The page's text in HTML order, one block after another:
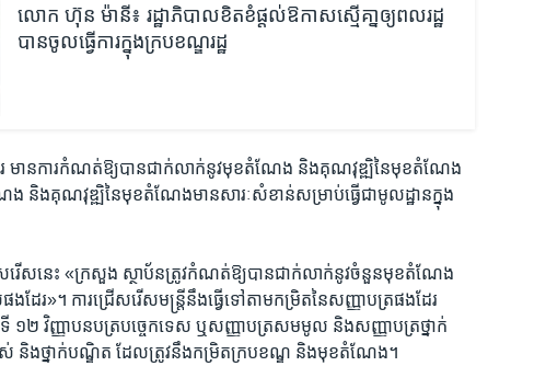
លោក ហ៊ុន ម៉ានី៖ រដ្ឋាភិបាល​ខិតខំ​ផ្តល់​ឱកាស​ស្មើគា្ន​ឲ្យ​ពលរដ្ឋ​
បាន​ចូល​ធ្វើការ​ក្នុង​ក្របខណ្ឌ​រដ្ឋ
មាន​ការ​កំណត់​ឱ្យ​បាន​ជាក់​លាក់​នូវ​មុខ​តំណែង​ និង​គុណ​វុឌ្ឍិ​នៃ​មុខ​តំណែង​
និង​គុណវុឌ្ឍិ​នៃ​មុខ​តំណែង​មាន​សារៈ​សំខាន់​សម្រាប់​ធ្វើ​ជា​មូលដ្ឋាន​ក្នុង​
ស​រើស​នេះ​ «ក្រសួង​ ស្ថាប័ន​ត្រូវ​កំណត់​ឱ្យ​បាន​ជាក់​លាក់​នូវ​ចំនួន​មុខ​តំណែង​
ែរ»។ ​ការ​ជ្រើស​រើស​មន្ត្រី​នឹង​ធ្វើ​ទៅ​តាម​កម្រិត​នៃ​សញ្ញា​បត្រ​ផង​ដែរ
១២ ​វិញ្ញាបន​បត្រ​បច្ចេកទេស​ ឬ​សញ្ញា​បត្រ​សមមូល​ និ​ង​សញ្ញា​បត្រ​ថ្នាក់​
ខ្ពស់​ និង​ថ្នាក់​បណ្ឌិត ​ដែល​ត្រូវ​នឹង​កម្រិត​ក្របខណ្ឌ ​និង​មុខ​តំណែង។​